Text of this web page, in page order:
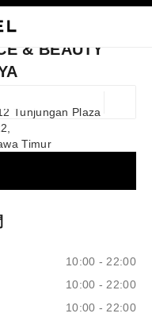
ます
& BEAUTY SURABAYA
& BEAUTY
Tunjungan Plaza
Timur
FRAGRANCE &
10:00 - 22:00
10:00 - 22:00
10:00 - 22:00
店